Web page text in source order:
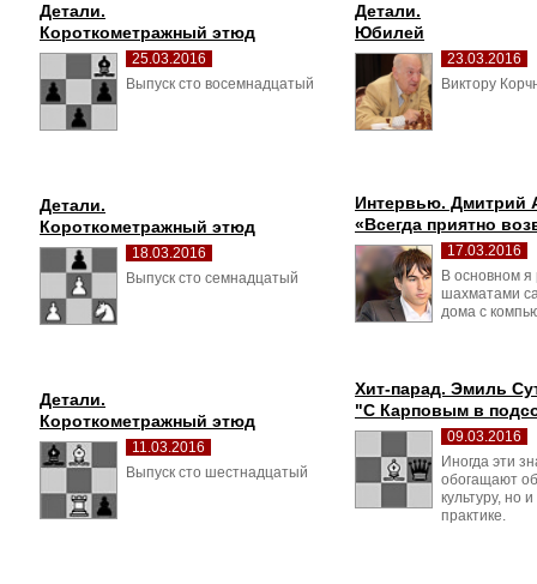
Детали.
Короткометражный этюд
25.03.2016
Выпуск сто восемнадцатый
Детали.
Юбилей
23.03.2016
Виктору
Детали.
Короткометражный этюд
18.03.2016
Выпуск сто семнадцатый
Интервью. Дмитрий
«Всегда приятно
17.03.2016
В основном
шахматами
дома c
Детали.
Короткометражный этюд
11.03.2016
Выпуск сто шестнадцатый
Хит-парад. Эмиль
"С Карповым в
09.03.2016
Иногда эти
обогащают
культуру, но
практике.